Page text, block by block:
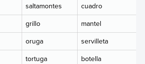
saltamontes
cuadro
grillo
mantel
oruga
servilleta
tortuga
botella